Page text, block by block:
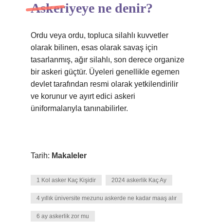
Askeriyeye ne denir?
Ordu veya ordu, topluca silahlı kuvvetler
olarak bilinen, esas olarak savaş için
tasarlanmış, ağır silahlı, son derece organize
bir askeri güçtür. Üyeleri genellikle egemen
devlet tarafından resmi olarak yetkilendirilir
ve korunur ve ayırt edici askeri
üniformalarıyla tanınabilirler.
Tarih: Makaleler
1 Kol asker Kaç Kişidir 2024 askerlik Kaç Ay
4 yıllık üniversite mezunu askerde ne kadar maaş alır
6 ay askerlik zor mu